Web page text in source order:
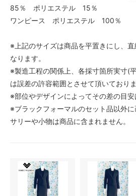
85％ ポリエステル 15％
ワンピース ポリエステル 100％
※上記のサイズは商品を平置きにし、
なります。
※製造工程の関係上、各採寸箇所実寸(
は誤差の許容範囲とさせて頂いておりま
※部位やデザインによってその差の目安
※ブラックフォーマルのセット品以外
サリーや小物は商品に含まれません。